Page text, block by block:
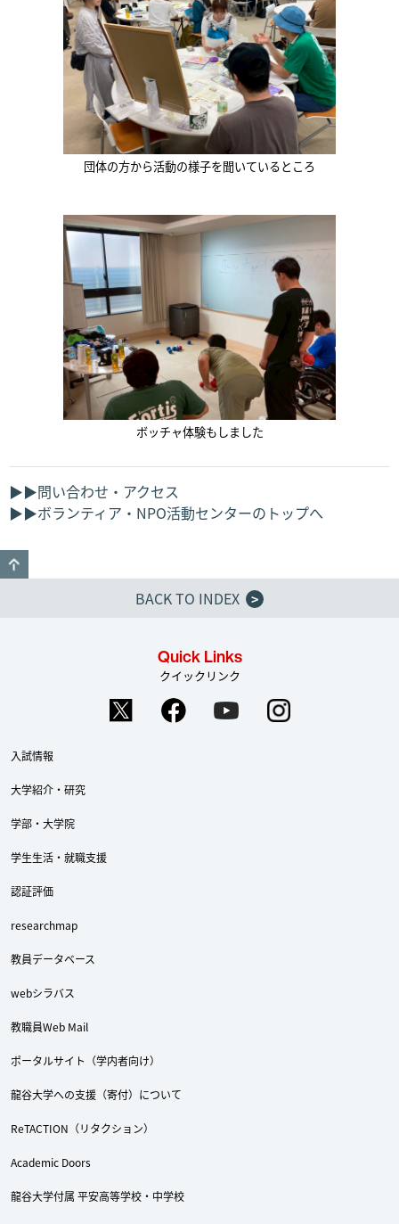
団体の方から活動の様子を聞いているところ
ボッチャ体験もしました
▶▶問い合わせ・アクセス
▶▶ボランティア・NPO活動センターのトップへ
BACK TO INDEX
>
Quick Links
クイックリンク
入試情報
大学紹介・研究
学部・大学院
学生生活・就職支援
認証評価
researchmap
教員データベース
webシラバス
教職員Web Mail
ポータルサイト（学内者向け）
龍谷大学への支援（寄付）について
ReTACTION（リタクション）
Academic Doors
龍谷大学付属 平安高等学校・中学校